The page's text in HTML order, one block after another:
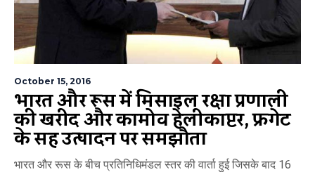
October 15, 2016
भारत और रूस में मिसाइल रक्षा प्रणाली
की खरीद और कामोव हेलीकाप्टर, फ्रिगेट
के सह उत्पादन पर समझौता
भारत और रूस के बीच प्रतिनिधिमंडल स्तर की वार्ता हुई जिसके बाद 16